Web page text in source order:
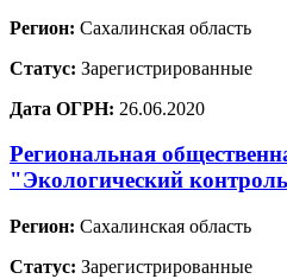
Регион: Сахалинская область
Статус: Зарегистрированные
Дата ОГРН: 26.06.2020
Региональная
"Экологический
Регион: Сахалинская область
Статус: Зарегистрированные